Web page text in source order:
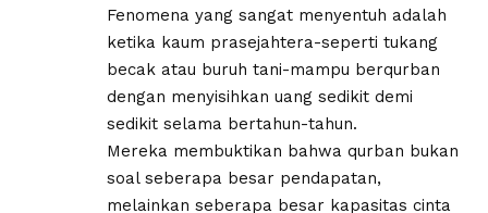
​Fenomena yang sangat menyentuh adalah
ketika kaum prasejahtera-seperti tukang
becak atau buruh tani-mampu berqurban
dengan menyisihkan uang sedikit demi
sedikit selama bertahun-tahun.
Mereka membuktikan bahwa qurban bukan
soal seberapa besar pendapatan,
melainkan seberapa besar kapasitas cinta